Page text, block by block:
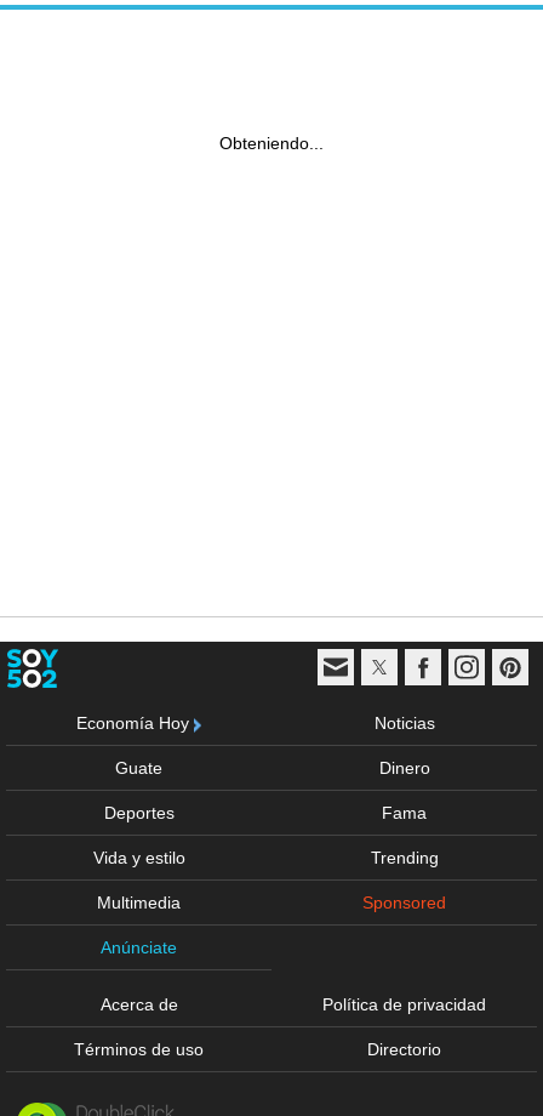
Obteniendo...
Economía Hoy Noticias
Guate Dinero
Deportes Fama
Vida y estilo Trending
Multimedia Sponsored
Anúnciate
Acerca de Política de privacidad
Términos de uso Directorio